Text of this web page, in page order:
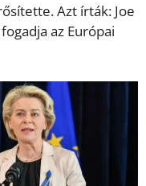
Azt írták: Joe
az Európai